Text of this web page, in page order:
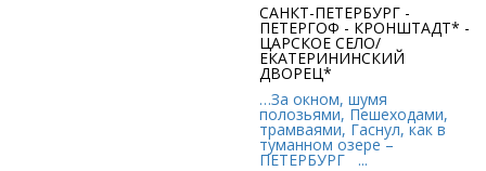
САНКТ-ПЕТЕРБУРГ -
ПЕТЕРГОФ - КРОНШТАДТ* -
ЦАРСКОЕ СЕЛО/
ЕКАТЕРИНИНСКИЙ
ДВОРЕЦ*
…За окном, шумя
полозьями, Пешеходами,
трамваями, Гаснул, как в
туманном озере –
ПЕТЕРБУРГ ...